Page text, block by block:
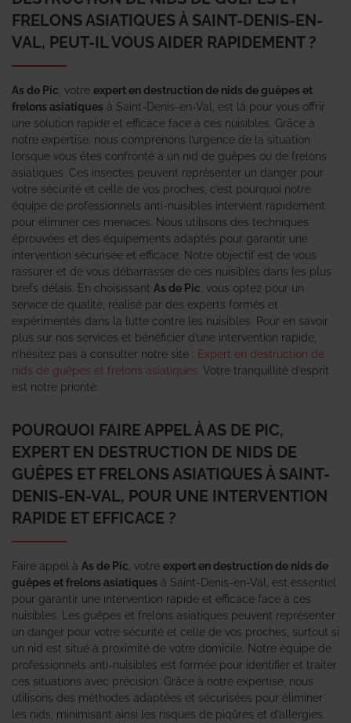
FRELONS ASIATIQUES À SAINT-DENIS-EN-
VAL, PEUT-IL VOUS AIDER RAPIDEMENT ?
As de Pic , votre expert en destruction de nids de guêpes et
frelons asiatiques à Saint-Denis-en-Val, est là pour vous offrir
une solution rapide et efficace face à ces nuisibles. Grâce à
notre expertise, nous comprenons l’urgence de la situation
lorsque vous êtes confronté à un nid de guêpes ou de frelons
asiatiques. Ces insectes peuvent représenter un danger pour
votre sécurité et celle de vos proches, c’est pourquoi notre
équipe de professionnels anti-nuisibles intervient rapidement
pour éliminer ces menaces. Nous utilisons des techniques
éprouvées et des équipements adaptés pour garantir une
intervention sécurisée et efficace. Notre objectif est de vous
rassurer et de vous débarrasser de ces nuisibles dans les plus
brefs délais. En choisissant As de Pic , vous optez pour un
service de qualité, réalisé par des experts formés et
expérimentés dans la lutte contre les nuisibles. Pour en savoir
plus sur nos services et bénéficier d’une intervention rapide,
n’hésitez pas à consulter notre site : Expert en destruction de
nids de guêpes et frelons asiatiques . Votre tranquillité d’esprit
est notre priorité.
POURQUOI FAIRE APPEL À AS DE PIC,
EXPERT EN DESTRUCTION DE NIDS DE
GUÊPES ET FRELONS ASIATIQUES À SAINT-
DENIS-EN-VAL, POUR UNE INTERVENTION
RAPIDE ET EFFICACE ?
Faire appel à As de Pic , votre expert en destruction de nids de
guêpes et frelons asiatiques à Saint-Denis-en-Val, est essentiel
pour garantir une intervention rapide et efficace face à ces
nuisibles. Les guêpes et frelons asiatiques peuvent représenter
un danger pour votre sécurité et celle de vos proches, surtout si
un nid est situé à proximité de votre domicile. Notre équipe de
professionnels anti-nuisibles est formée pour identifier et traiter
ces situations avec précision. Grâce à notre expertise, nous
utilisons des méthodes adaptées et sécurisées pour éliminer
les nids, minimisant ainsi les risques de piqûres et d’allergies.